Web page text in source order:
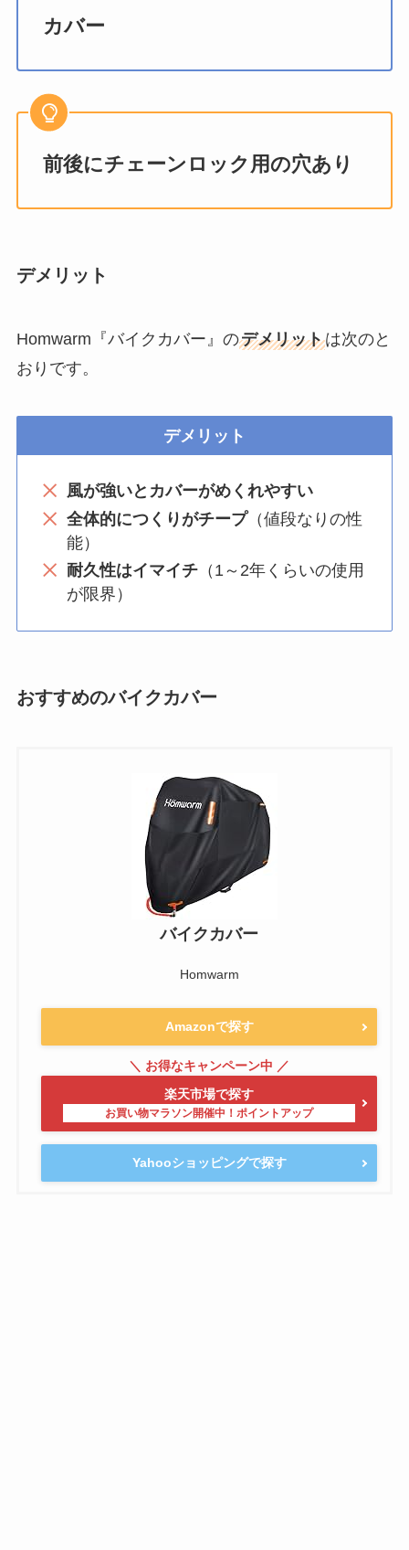
カバー
前後にチェーンロック用の穴あり
デメリット
Homwarm『バイクカバー』のデメリットは次のと
おりです。
デメリット
風が強いとカバーがめくれやすい
全体的につくりがチープ（値段なりの性
能）
耐久性はイマイチ（1～2年くらいの使用
が限界）
おすすめのバイクカバー
バイクカバー
Homwarm
Amazonで探す
楽天市場で探す
Yahooショッピングで探す